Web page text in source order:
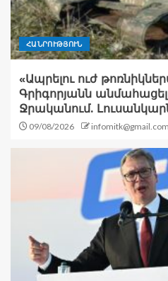
ՀԱՆՐՈՒԹՅՈՒՆ
«Ապրելու ուժ
Գրիգորյանն
Ջրականում.
09/08/2026 infomitk@gmail.com